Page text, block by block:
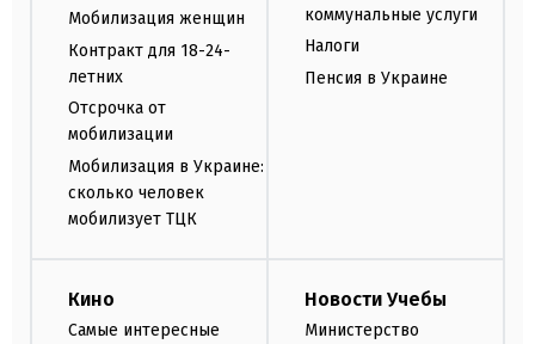
Мобилизация женщин
Контракт для 18-24-
летних
Отсрочка от
мобилизации
Мобилизация в Украине:
сколько человек
мобилизует ТЦК
коммунальные услуги
Налоги
Пенсия в Украине
Кино
Самые интересные
Новости Учебы
Министерство